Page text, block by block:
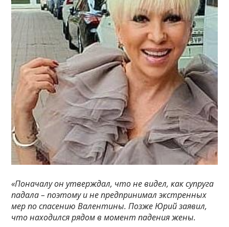
«Поначалу он утверждал, что не видел, как супруга
падала – поэтому и не предпринимал экстренных
мер по спасению Валентины. Позже Юрий заявил,
что находился рядом в момент падения жены.